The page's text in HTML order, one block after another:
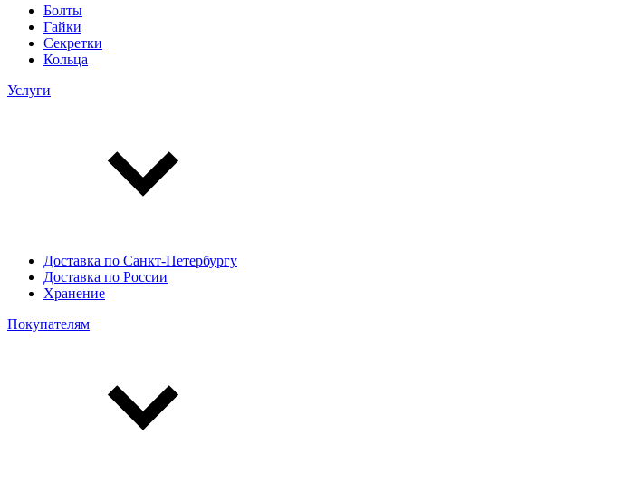
Болты
Гайки
Секретки
Кольца
Услуги
Доставка по Санкт-Петербургу
Доставка по России
Хранение
Покупателям